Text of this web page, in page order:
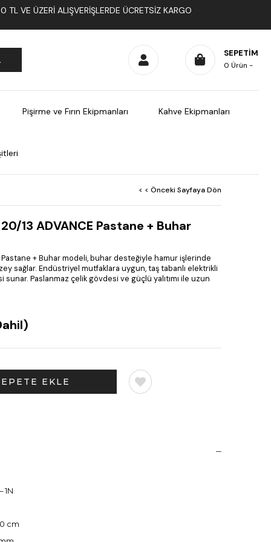
VE ÜZERI ALIŞVERIŞLERDE ÜCRETSIZ KARGO
SEPETIM
0 Ürün
Pişirme ve Fırın Ekipmanları Kahve Ekipmanları
< < Önceki Sayfaya Dön
13 ADVANCE Pastane + Buhar
Pastane + Buhar modeli, buhar desteğiyle hamur işlerinde
sağlar. Endüstriyel mutfaklara uygun, taş tabanlı elektrikli
sunar. Paslanmaz çelik gövdesi ve güçlü yalıtımı ile uzun
1N
cm